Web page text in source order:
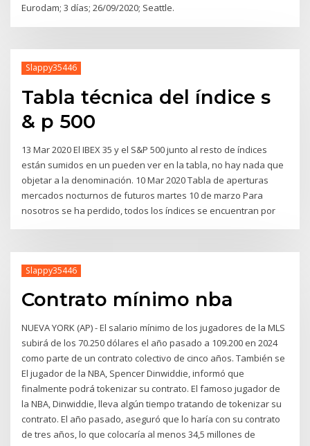
Eurodam; 3 días; 26/09/2020; Seattle.
Slappy35446
Tabla técnica del índice s
& p 500
13 Mar 2020 El IBEX 35 y el S&P 500 junto al resto de índices
están sumidos en un pueden ver en la tabla, no hay nada que
objetar a la denominación. 10 Mar 2020 Tabla de aperturas
mercados nocturnos de futuros martes 10 de marzo Para
nosotros se ha perdido, todos los índices se encuentran por
Slappy35446
Contrato mínimo nba
NUEVA YORK (AP) - El salario mínimo de los jugadores de la MLS
subirá de los 70.250 dólares el año pasado a 109.200 en 2024
como parte de un contrato colectivo de cinco años. También se
El jugador de la NBA, Spencer Dinwiddie, informó que
finalmente podrá tokenizar su contrato. El famoso jugador de
la NBA, Dinwiddie, lleva algún tiempo tratando de tokenizar su
contrato. El año pasado, aseguró que lo haría con su contrato
de tres años, lo que colocaría al menos 34,5 millones de